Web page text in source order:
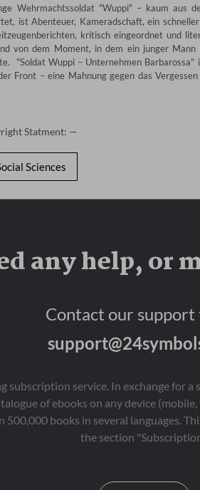
Wehrmachtssoldat "Wuppi" – kaum aus
ist Abenteuer, Kameradschaft, ein
kritisch eingeordnet und
von dem Moment, in dem ein junger
"Soldat Wuppi – Unternehmen Barbarossa"
Front – eine Mahnung gegen das
Statment: —
Sciences
any help, or
Contact our support
subscription service. In exchange for
of ebooks on any device
500,000 books in several languages.
the section